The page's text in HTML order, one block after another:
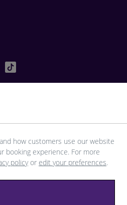
how customers use our website
booking experience. For more
policyor edit your preferences.